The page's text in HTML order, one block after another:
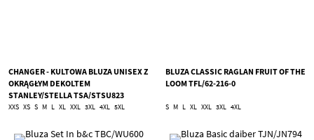
CHANGER - KULTOWA BLUZA UNISEX Z
OKRĄGŁYM DEKOLTEM
STANLEY/STELLA TSA/STSU823
XXS XS S M L XL XXL 3XL 4XL 5XL
BLUZA CLASSIC RAGLAN FRUIT OF THE
LOOM TFL/62-216-0
S M L XL XXL 3XL 4XL